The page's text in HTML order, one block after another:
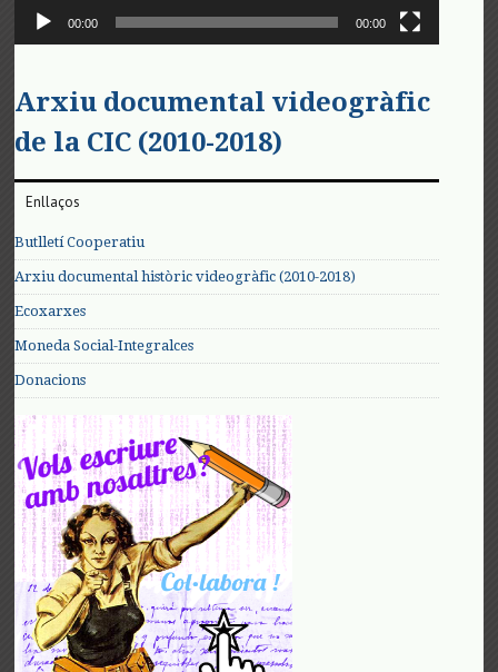
00:00 00:00
Arxiu documental videogràfic
de la CIC (2010-2018)
Enllaços
Butlletí Cooperatiu
Arxiu documental històric videogràfic (2010-2018)
Ecoxarxes
Moneda Social-Integralces
Donacions